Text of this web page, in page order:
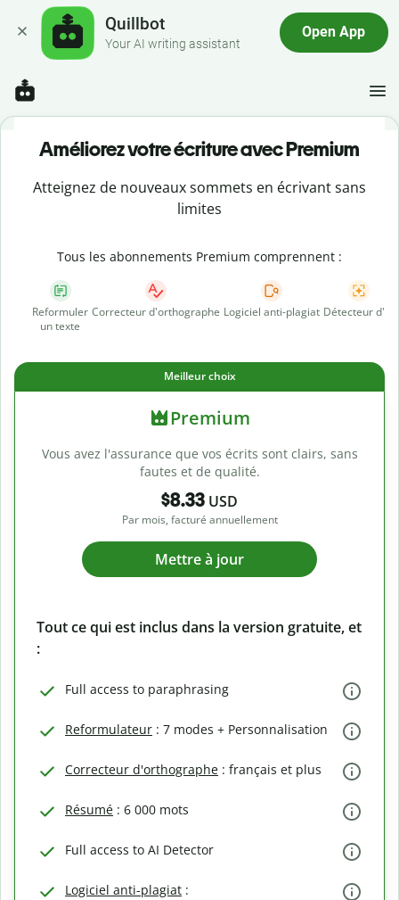
Quillbot
Your AI writing assistant
Open App
Améliorez votre écriture avec Premium
Atteignez de nouveaux sommets en écrivant sans
limites
Tous les abonnements Premium comprennent :
Reformuler
un texte
Correcteur d'orthographe Logiciel anti-plagiat Détecteur d'IA
Meilleur choix
Premium
Vous avez l'assurance que vos écrits sont clairs, sans
fautes et de qualité.
$8.33 USD
Par mois, facturé annuellement
Mettre à jour
Tout ce qui est inclus dans la version gratuite, et
:
Full access to paraphrasing
Reformulateur : 7 modes + Personnalisation
Correcteur d'orthographe : français et plus
Résumé : 6 000 mots
Full access to AI Detector
Logiciel anti-plagiat :